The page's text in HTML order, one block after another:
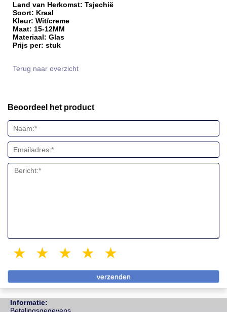
Land van Herkomst: Tsjechië
Soort: Kraal
Kleur: Wit/creme
Maat: 15-12MM
Materiaal: Glas
Prijs per: stuk
Terug naar overzicht
Beoordeel het product
4 stars
3 stars
2 stars
1 star
Informatie: